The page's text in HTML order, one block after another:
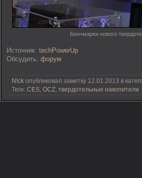
Бенчмарки нового
Источник: techPowerUp
Обсудить: форум
N!ck опубликовал заметку 12.01.2013 в
Теги: CES, OCZ, твердотельные накопители